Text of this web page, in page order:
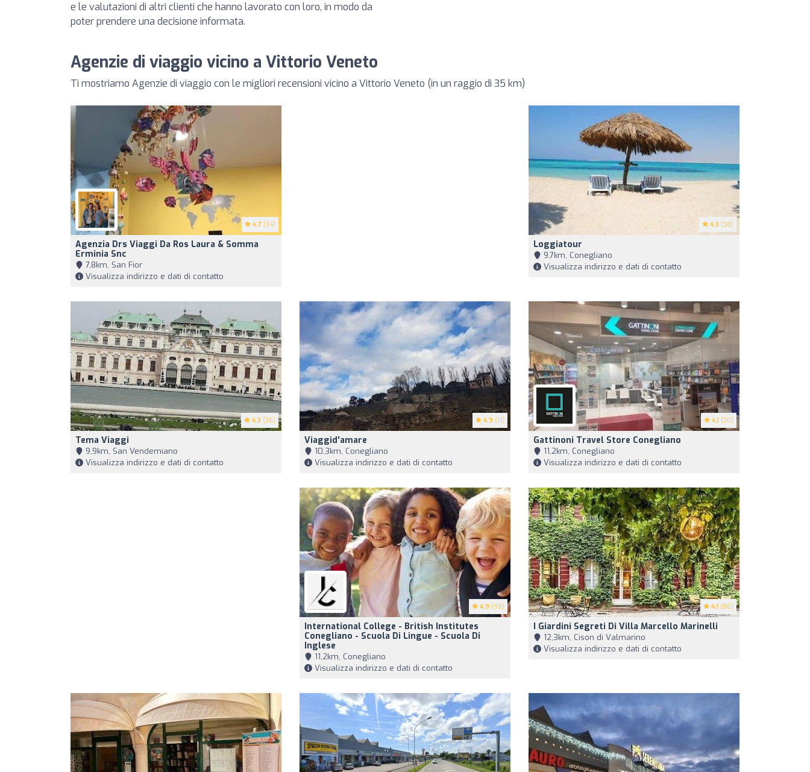
e le valutazioni di altri clienti che hanno lavorato con loro, in modo da
poter prendere una decisione informata.
Agenzie di viaggio vicino a Vittorio Veneto
Ti mostriamo Agenzie di viaggio con le migliori recensioni vicino a Vittorio Veneto (in un raggio di 35 km)
4.7 (34)
Agenzia Drs Viaggi Da Ros Laura & Somma
Erminia Snc
7,8km, San Fior
Visualizza indirizzo e dati di contatto
4.3 (38)
Loggiatour
9,7km, Conegliano
Visualizza indirizzo e dati di contatto
4.3 (36)
Tema Viaggi
9,9km, San Vendemiano
Visualizza indirizzo e dati di contatto
4.9 (11)
Viaggid'amare
10,3km, Conegliano
Visualizza indirizzo e dati di contatto
4.1 (20)
Gattinoni Travel Store Conegliano
11,2km, Conegliano
Visualizza indirizzo e dati di contatto
4.9 (59)
International College - British Institutes
Conegliano - Scuola Di Lingue - Scuola Di
Inglese
11,2km, Conegliano
Visualizza indirizzo e dati di contatto
4.1 (86)
I Giardini Segreti Di Villa Marcello Marinelli
12,3km, Cison di Valmarino
Visualizza indirizzo e dati di contatto